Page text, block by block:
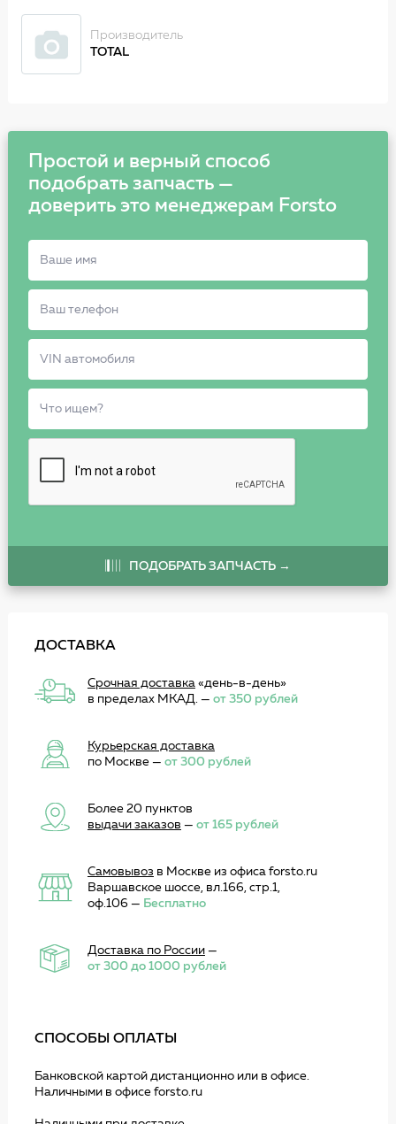
Производитель
TOTAL
Простой и верный способ
подобрать запчасть —
доверить это менеджерам Forsto
ПОДОБРАТЬ ЗАПЧАСТЬ →
ДОСТАВКА
Срочная доставка«день-в-день»
в пределах МКАД. — от 350 рублей
Курьерская доставка
по Москве — от 300 рублей
Более 20 пунктов
выдачи заказов — от 165 рублей
Самовывоз в Москве из офиса forsto.ru
Варшавское шоссе, вл.166, стр.1,
оф.106 — Бесплатно
Доставка по России—
от 300 до 1000 рублей
СПОСОБЫ ОПЛАТЫ
Банковской картой дистанционно или в офисе.
Наличными в офисе forsto.ru